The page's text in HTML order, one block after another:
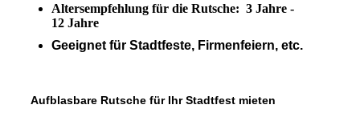
Altersempfehlung für die Rutsche: 3 Jahre -
12 Jahre
Geeignet für Stadtfeste, Firmenfeiern, etc.
Aufblasbare Rutsche für Ihr Stadtfest mieten